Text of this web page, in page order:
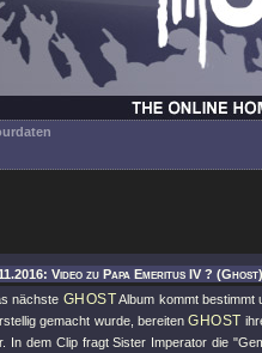
Video zu Papa Emeritus IV ? (Ghost)
nächste GHOSTAlbum kommt bestimmt
gemacht wurde, bereitenGHOST
In dem Clip fragt Sister Imperator die